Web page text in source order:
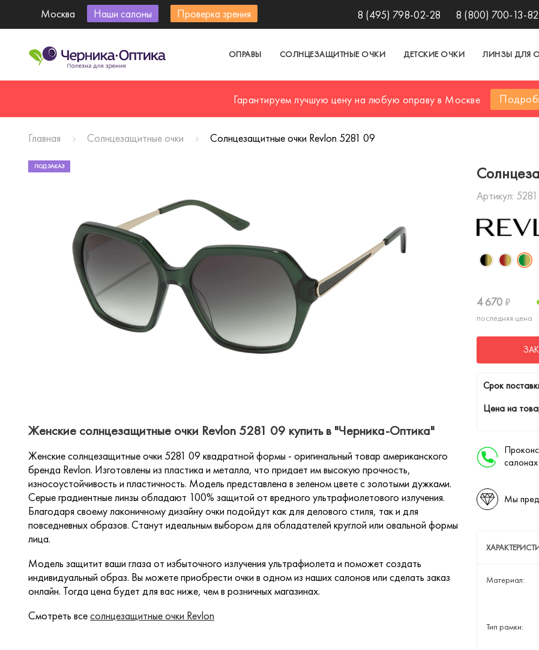
Москва Наши салоны Проверка зрения 8 (495) 798-02-28 8 (800) 700-13-82
ОПРАВЫ СОЛНЦЕЗАЩИТНЫЕ ОЧКИ ДЕТСКИЕ ОЧКИ ЛИНЗЫ ДЛЯ
Гарантируем лучшую цену на любую оправу в Москве
Главная Солнцезащитные очки Солнцезащитные очки Revlon 5281 09
Артикул:
4 670 ₽
последняя цена
Cрок
Цена на
Мы
Материал:
Тип рамки:
ПОД ЗАКАЗ
Женские солнцезащитные очки Revlon 5281 09 купить в "Черника-Оптика"
Женские солнцезащитные очки 5281 09 квадратной формы - оригинальный товар американского
бренда Revlon. Изготовлены из пластика и металла, что придает им высокую прочность,
износоустойчивость и пластичность. Модель представлена в зеленом цвете с золотыми дужками.
Серые градиентные линзы обладают 100% защитой от вредного ультрафиолетового излучения.
Благодаря своему лаконичному дизайну очки подойдут как для делового стиля, так и для
повседневных образов. Станут идеальным выбором для обладателей круглой или овальной формы
лица.
Модель защитит ваши глаза от избыточного излучения ультрафиолета и поможет создать
индивидуальный образ. Вы можете приобрести очки в одном из наших салонов или сделать заказ
онлайн. Тогда цена будет для вас ниже, чем в розничных магазинах.
Смотреть всесолнцезащитные очки Revlon